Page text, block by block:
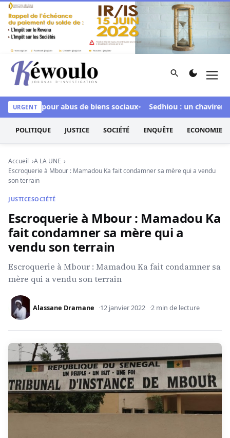
Aller au contenu
Kéwoulo, le premier site d'information et d'investigation
Rechercher
URGENTpour abus de biens sociaux Sedhiou : un
POLITIQUE JUSTICE SOCIÉTÉ ENQUÊTE ECONOMIE
Accueil
A LA UNE
Escroquerie à Mbour : Mamadou Ka fait condamner sa mère qui a vendu
son terrain
JUSTICESOCIÉTÉ
Escroquerie à Mbour : Mamadou Ka
fait condamner sa mère qui a
vendu son terrain
Escroquerie à Mbour : Mamadou Ka fait condamner sa
mère qui a vendu son terrain
Alassane Dramane 12 janvier 2022 2 min de lecture